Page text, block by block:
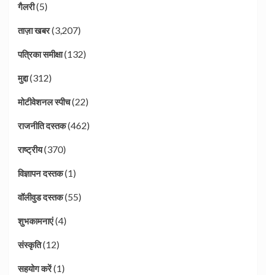
गैलरी(5)
ताज़ा खबर(3,207)
पत्रिका समीक्षा(132)
मुद्दा(312)
मोटीवेशनल स्पीच(22)
राजनीति दस्तक(462)
राष्ट्रीय(370)
विज्ञापन दस्तक(1)
वॉलीवुड दस्तक(55)
शुभकामनाएं(4)
संस्कृति(12)
सहयोग करें(1)